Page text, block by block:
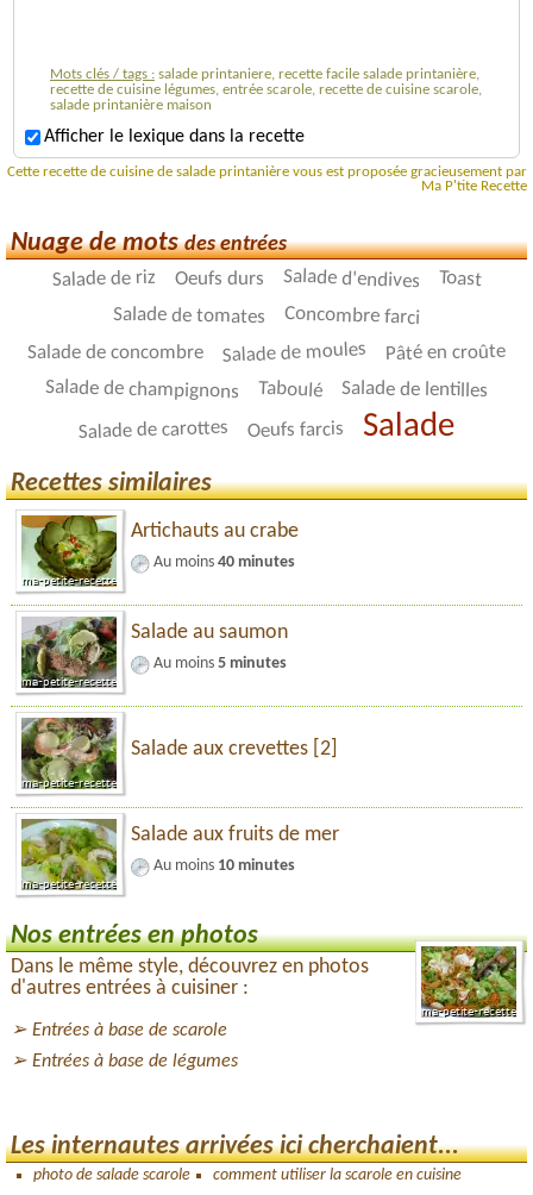
Mots clés / tags : salade printaniere, recette facile salade printanière,
recette de cuisine légumes, entrée scarole, recette de cuisine scarole,
salade printanière maison
Afficher le lexique dans la recette
Cette recette de cuisine de salade printanière vous est proposée gracieusement par
Ma P'tite Recette
Nuage de motsdes entrées
Salade de riz Oeufs durs Salade d'endives Toast
Salade de tomates Concombre farci
Salade de concombre Salade de moules Pâté en croûte
Salade de champignons Taboulé Salade de lentilles
Salade de carottes Oeufs farcis Salade
Recettes similaires
Artichauts au crabe
Au moins 40 minutes
Salade au saumon
Au moins 5 minutes
Salade aux crevettes [2]
Salade aux fruits de mer
Au moins 10 minutes
Nos entrées en photos
Dans le même style, découvrez en photos
d'autres entrées à cuisiner :
Entrées à base de scarole
Entrées à base de légumes
Les internautes arrivées ici cherchaient...
photo de salade scarole comment utiliser la scarole en cuisine